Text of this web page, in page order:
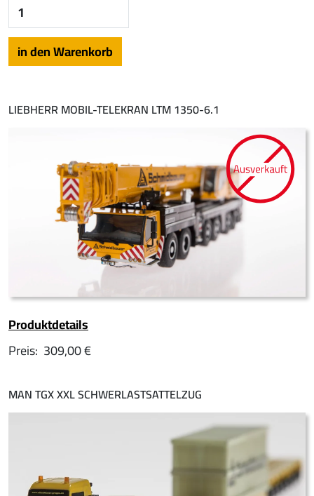
LIEBHERR MOBIL-TELEKRAN LTM 1350-6.1
Produktdetails
Preis: 309,00 €
MAN TGX XXL SCHWERLASTSATTELZUG